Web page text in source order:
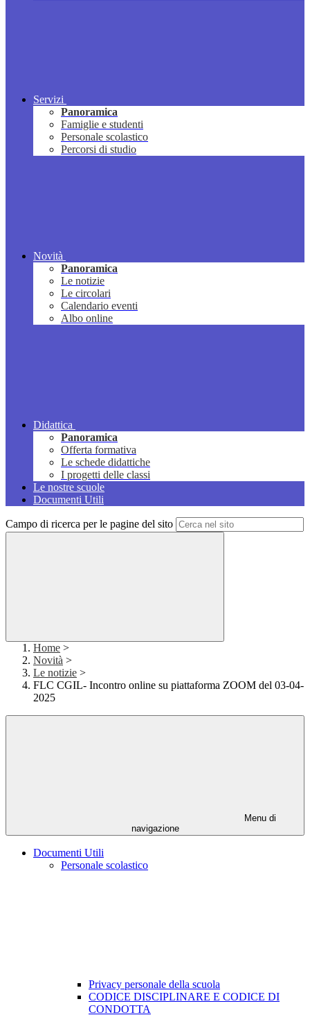
Servizi
Panoramica
Famiglie e studenti
Personale scolastico
Percorsi di studio
Novità
Panoramica
Le notizie
Le circolari
Calendario eventi
Albo online
Didattica
Panoramica
Offerta formativa
Le schede didattiche
I progetti delle classi
Le nostre scuole
Documenti Utili
Campo di ricerca per le pagine del sito
Home >
Novità >
Le notizie >
FLC CGIL- Incontro online su piattaforma ZOOM del 03-04-
2025
Menu di
navigazione
Documenti Utili
Personale scolastico
Privacy personale della scuola
CODICE DISCIPLINARE E CODICE DI
CONDOTTA